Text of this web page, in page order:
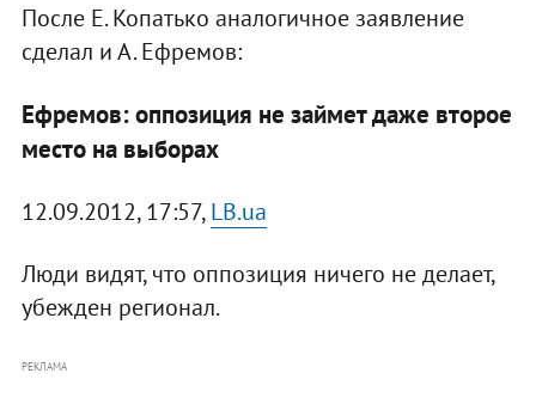
После Е. Копатько аналогичное заявление
сделал и А. Ефремов:
Ефремов: оппозиция не займет даже второе
место на выборах
12.09.2012, 17:57,LB.ua
Люди видят, что оппозиция ничего не делает,
убежден регионал.
РЕКЛАМА